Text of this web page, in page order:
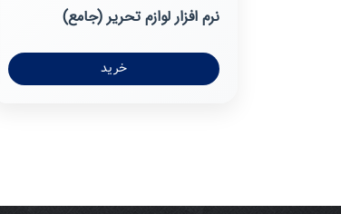
نرم افزار لوازم تحریر (جامع)
خرید